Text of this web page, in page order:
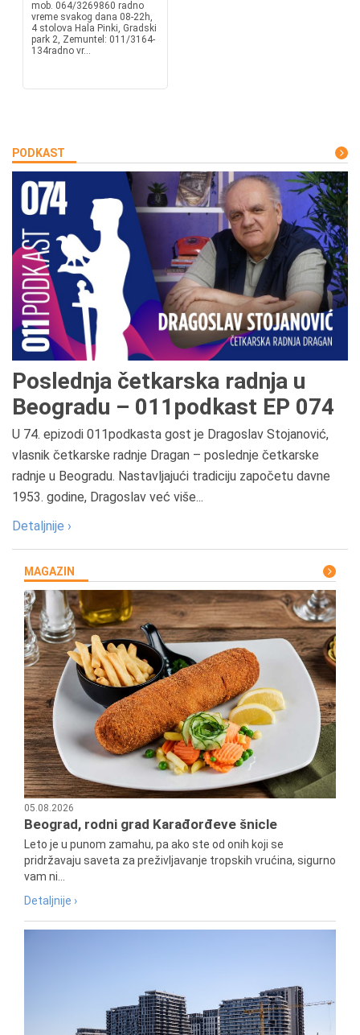
mob. 064/3269860 radno
vreme svakog dana 08-22h,
4 stolova Hala Pinki, Gradski
park 2, Zemuntel: 011/3164-
134radno vr...
PODKAST
Poslednja četkarska radnja u
Beogradu – 011podkast EP 074
U 74. epizodi 011podkasta gost je Dragoslav Stojanović,
vlasnik četkarske radnje Dragan – poslednje četkarske
radnje u Beogradu. Nastavljajući tradiciju započetu davne
1953. godine, Dragoslav već više...
Detaljnije ›
MAGAZIN
05.08.2026
Beograd, rodni grad Karađorđeve šnicle
Leto je u punom zamahu, pa ako ste od onih koji se
pridržavaju saveta za preživljavanje tropskih vrućina, sigurno
vam ni...
Detaljnije ›